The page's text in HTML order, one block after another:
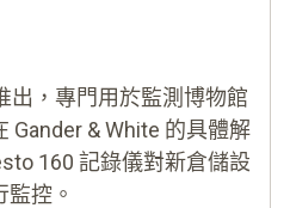
出，專門用於監測博物館
Gander & White 的具體解
160 記錄儀對新倉儲設
控。